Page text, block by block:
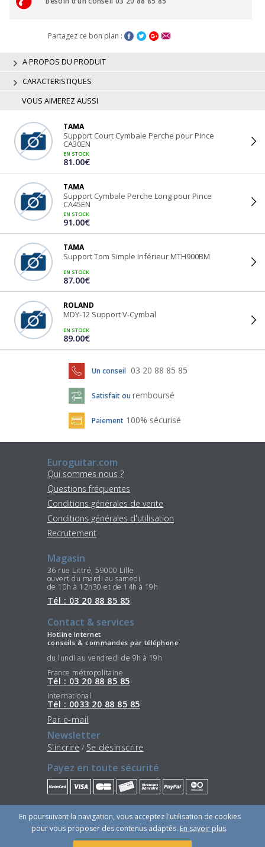
Partagez ce bon plan :
A PROPOS DU PRODUIT
CARACTERISTIQUES
VOUS AIMEREZ AUSSI
TAMA
Support Court Cymbale Perche pour Pince
CA30EN
EN STOCK
81.00€
TAMA
Support Cymbale Perche Long pour Pince
CA45EN
EN STOCK
91.00€
TAMA
Support Tom Simple Inférieur MTH900BM
EN STOCK
87.00€
ROLAND
MDY-12 Support V-Cymbal
EN STOCK
89.00€
Un conseil 03 20 88 85 85
Satisfait ou remboursé
Paiement 100% sécurisé
Euroguitar.com
Qui sommes nous ?
Questions fréquentes
Conditions générales de vente
Conditions générales d'utilisation
Recrutement
Magasin
36 rue Littré, 59000 Lille
ouvert du mardi au samedi
de 10h à 12h30 et de 14h à 19h
Tél : 03 20 88 85 85
Contact & services
Hotline Internet
conseils & commandes par téléphone
du lundi au vendredi de 9h à 19h
France métropolitaine
Tél : 03 20 88 85 85
International
Tél : 0033 20 88 85 85
Par e-mail
Newsletter
S'incrire / Se désinscrire
Payez en toute sécurité
Restez connectés
En poursuivant la navigation, vous acceptez l'utilisation de cookies
pour vous proposer des contenus adaptés. En savoir plus.